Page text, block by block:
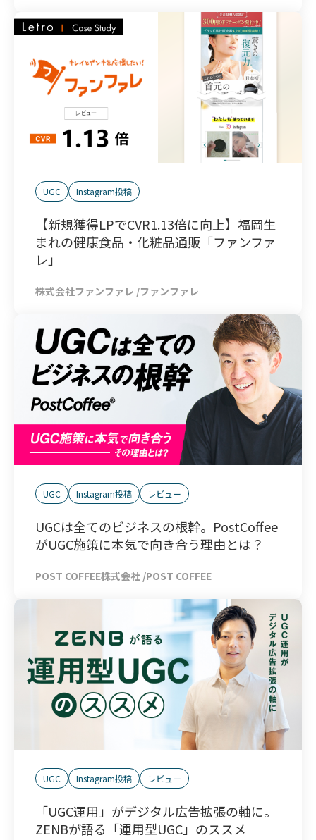
UGC Instagram投稿
【新規獲得LPでCVR1.13倍に向上】福岡生
まれの健康食品・化粧品通販「ファンファ
レ」
株式会社ファンファレ /ファンファレ
UGC Instagram投稿 レビュー
UGCは全てのビジネスの根幹。PostCoffee
がUGC施策に本気で向き合う理由とは？
POST COFFEE株式会社 /POST COFFEE
UGC Instagram投稿 レビュー
「UGC運用」がデジタル広告拡張の軸に。
ZENBが語る「運用型UGC」のススメ